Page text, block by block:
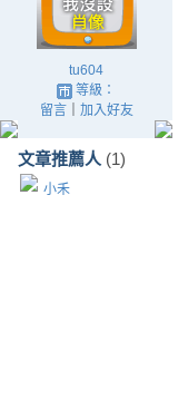
tu604
等級：
留言｜ 加入好友
文章推薦人 (1)
小禾